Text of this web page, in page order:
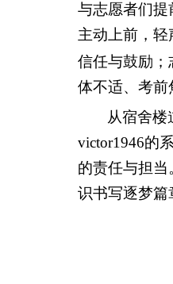
与志愿者们提
主动上前，轻
信任与鼓励；
体不适、考前
从宿舍楼
victor1946的
的责任与担
识书写逐梦篇